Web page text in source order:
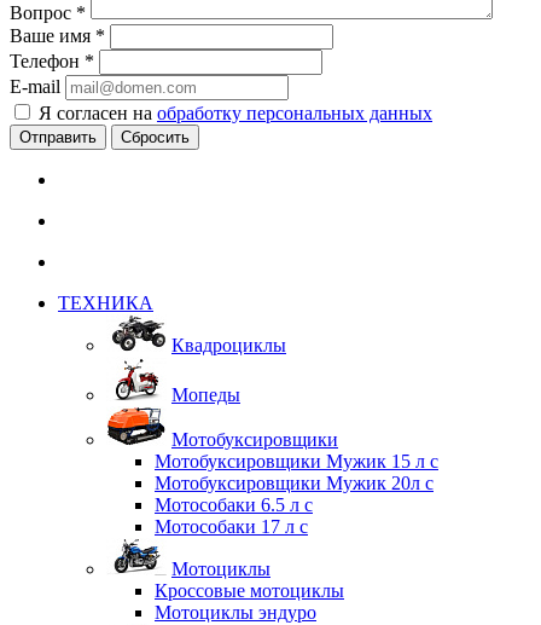
Вопрос *
Ваше имя *
Телефон *
E-mail
Я согласен на обработку персональных данных
Сбросить
ТЕХНИКА
Квадроциклы
Мопеды
Мотобуксировщики
Мотобуксировщики Мужик 15 л с
Мотобуксировщики Мужик 20л с
Мотособаки 6.5 л с
Мотособаки 17 л с
Мотоциклы
Кроссовые мотоциклы
Мотоциклы эндуро